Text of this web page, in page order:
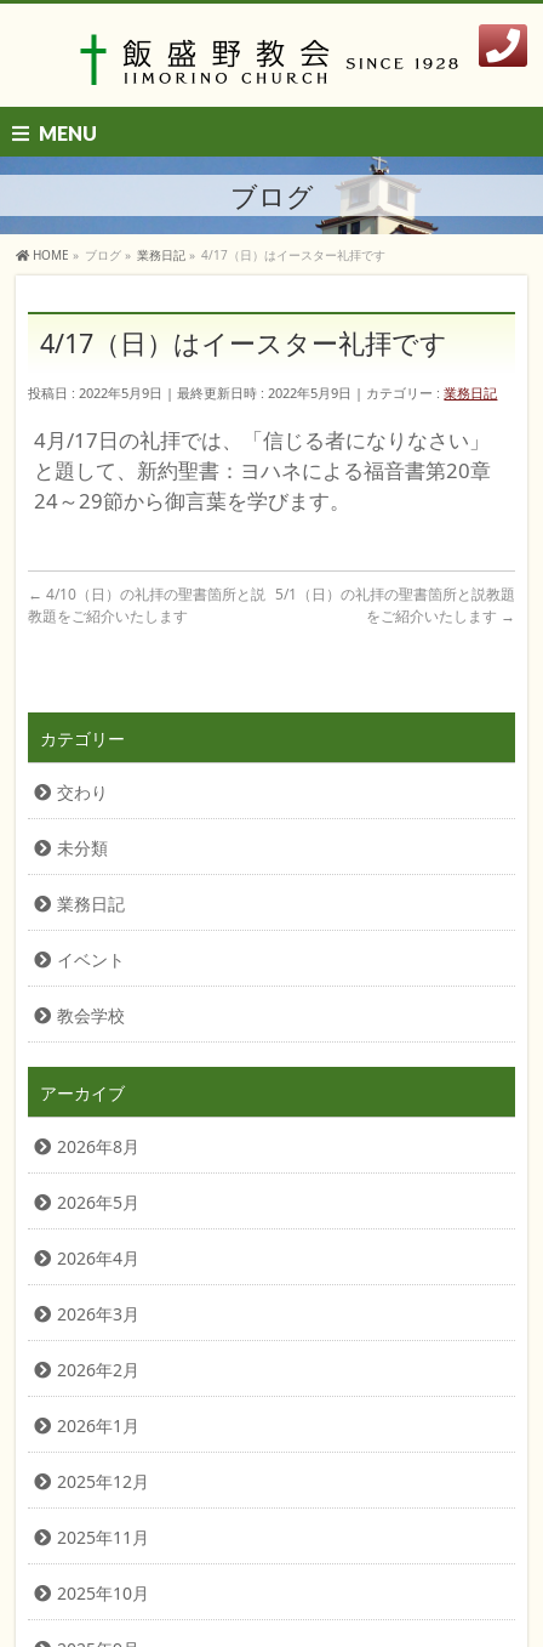
MENU
ブログ
HOME » ブログ » 業務日記 » 4/17（日）はイースター礼拝です
4/17（日）はイースター礼拝です
投稿日 : 2022年5月9日 最終更新日時 : 2022年5月9日 カテゴリー :業務日記
4月/17日の礼拝では、「信じる者になりなさい」
と題して、新約聖書：ヨハネによる福音書第20章
24～29節から御言葉を学びます。
← 4/10（日）の礼拝の聖書箇所と説
教題をご紹介いたします
5/1（日）の礼拝の聖書箇所と説教題
をご紹介いたします →
カテゴリー
交わり
未分類
業務日記
イベント
教会学校
アーカイブ
2026年8月
2026年5月
2026年4月
2026年3月
2026年2月
2026年1月
2025年12月
2025年11月
2025年10月